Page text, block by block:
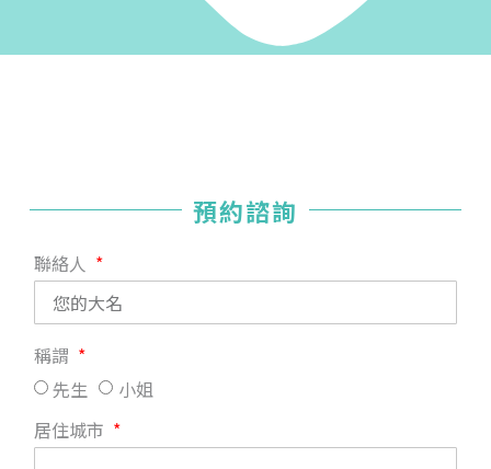
預約諮詢
聯絡人
稱謂
先生
小姐
居住城市